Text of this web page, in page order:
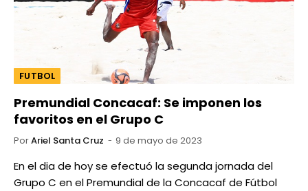
FUTBOL
Premundial Concacaf: Se imponen los
favoritos en el Grupo C
PorAriel Santa Cruz 9 de mayo de 2023
En el dia de hoy se efectuó la segunda jornada del
Grupo C en el Premundial de la Concacaf de Fútbol